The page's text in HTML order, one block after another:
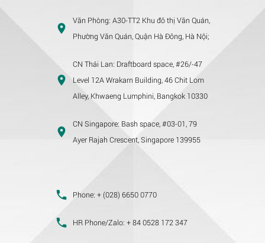
Văn Phòng: A30-TT2 Khu đô thị Văn Quán,
Phường Văn Quán, Quận Hà Đông, Hà Nội;
CN Thái Lan: Draftboard space, #26/-47
Level 12A Wrakarn Building, 46 Chit Lom
Alley, Khwaeng Lumphini, Bangkok 10330
CN Singapore: Bash space, #03-01, 79
Ayer Rajah Crescent, Singapore 139955
Phone: + (028) 6650 0770
HR Phone/Zalo: + 84 0528 172 347